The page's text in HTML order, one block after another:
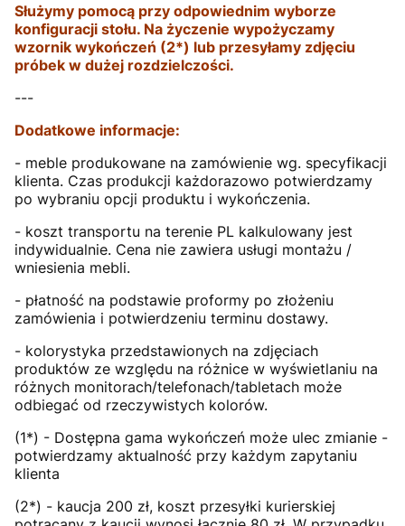
Służymy pomocą przy odpowiednim wyborze
konfiguracji stołu. Na życzenie wypożyczamy
wzornik wykończeń (2*) lub przesyłamy zdjęciu
próbek w dużej rozdzielczości.
---
Dodatkowe informacje:
- meble produkowane na zamówienie wg. specyfikacji
klienta. Czas produkcji każdorazowo potwierdzamy
po wybraniu opcji produktu i wykończenia.
- koszt transportu na terenie PL kalkulowany jest
indywidualnie. Cena nie zawiera usługi montażu /
wniesienia mebli.
- płatność na podstawie proformy po złożeniu
zamówienia i potwierdzeniu terminu dostawy.
- kolorystyka przedstawionych na zdjęciach
produktów ze względu na różnice w wyświetlaniu na
różnych monitorach/telefonach/tabletach może
odbiegać od rzeczywistych kolorów.
(1*) - Dostępna gama wykończeń może ulec zmianie -
potwierdzamy aktualność przy każdym zapytaniu
klienta
(2*) - kaucja 200 zł, koszt przesyłki kurierskiej